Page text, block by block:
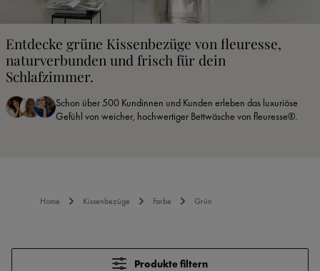
Entdecke grüne Kissenbezüge von fleuresse,
naturverbunden und frisch für dein
Schlafzimmer.
Schon über 500 Kundinnen und Kunden erleben das luxuriöse
Gefühl von weicher, hochwertiger Bettwäsche von fleuresse®.
Home Kissenbezüge Farbe Grün
Produkte filtern